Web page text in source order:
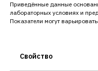
Приведённые данные
лабораторных условиях и
Показатели могут
Свойство